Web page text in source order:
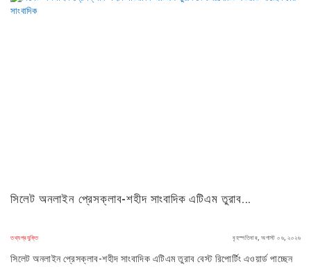
সিলেট অনলাইন প্রেসক্লাব-শহীদ সাংবাদিক এটিএম তুরাব...
তথ্যপ্রযুক্তি বৃহস্পতিবার, অগাস্ট ০৬, ২০২৬
সিলেট অনলাইন প্রেসক্লাব-শহীদ সাংবাদিক এটিএম তুরাব বেস্ট রিপোর্টিং এওয়ার্ড পাচ্ছেন